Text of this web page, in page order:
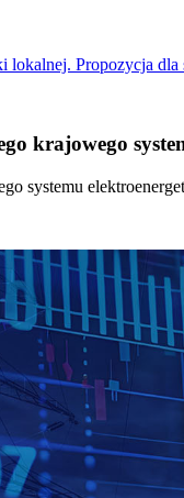
Propozycja dla
krajowego
systemu